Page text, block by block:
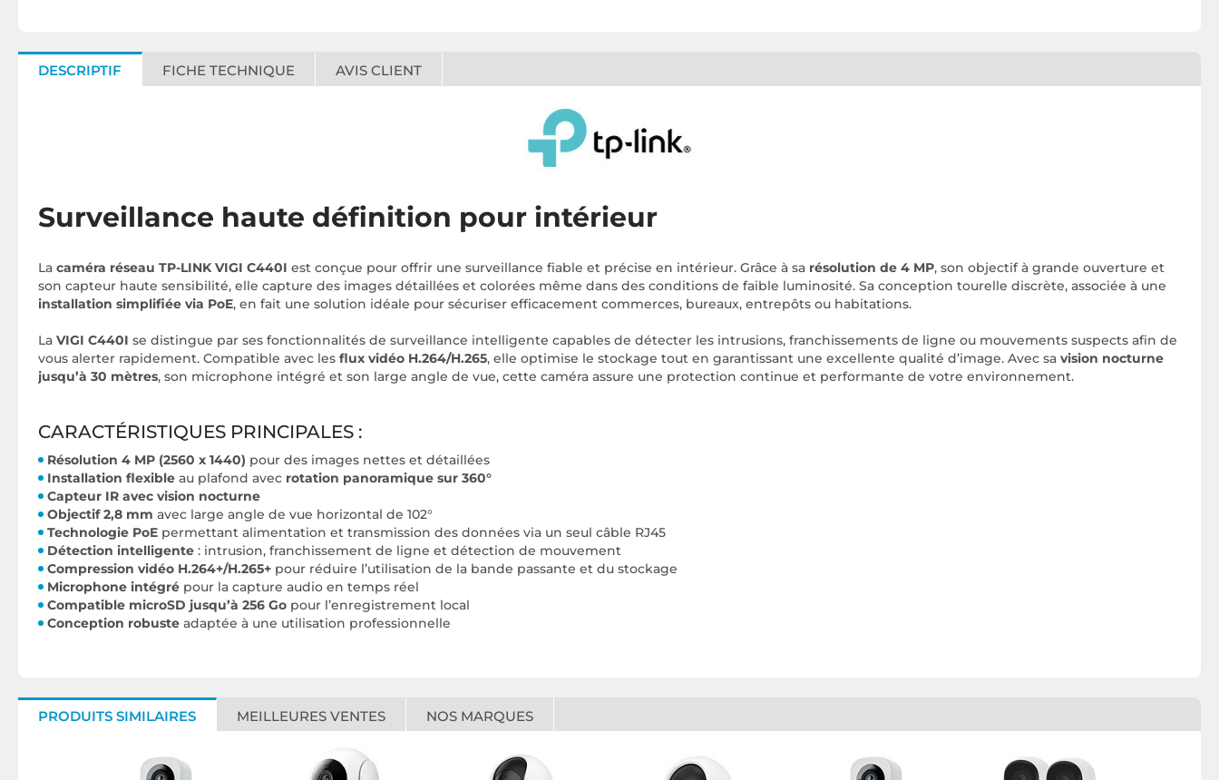
DESCRIPTIF FICHE TECHNIQUE AVIS CLIENT
Surveillance haute définition pour intérieur
La caméra réseau TP-LINK VIGI C440I est conçue pour offrir une surveillance fiable et précise en intérieur. Grâce à sa résolution de 4 MP, son objectif à grande ouverture et
son capteur haute sensibilité, elle capture des images détaillées et colorées même dans des conditions de faible luminosité. Sa conception tourelle discrète, associée à une
installation simplifiée via PoE, en fait une solution idéale pour sécuriser efficacement commerces, bureaux, entrepôts ou habitations.
La VIGI C440I se distingue par ses fonctionnalités de surveillance intelligente capables de détecter les intrusions, franchissements de ligne ou mouvements suspects afin de
vous alerter rapidement. Compatible avec les flux vidéo H.264/H.265, elle optimise le stockage tout en garantissant une excellente qualité d’image. Avec sa vision nocturne
jusqu’à 30 mètres, son microphone intégré et son large angle de vue, cette caméra assure une protection continue et performante de votre environnement.
CARACTÉRISTIQUES PRINCIPALES :
Résolution 4 MP (2560 x 1440) pour des images nettes et détaillées
Installation flexible au plafond avec rotation panoramique sur 360°
Capteur IR avec vision nocturne
Objectif 2,8 mm avec large angle de vue horizontal de 102°
Technologie PoE permettant alimentation et transmission des données via un seul câble RJ45
Détection intelligente : intrusion, franchissement de ligne et détection de mouvement
Compression vidéo H.264+/H.265+ pour réduire l’utilisation de la bande passante et du stockage
Microphone intégré pour la capture audio en temps réel
Compatible microSD jusqu’à 256 Go pour l’enregistrement local
Conception robuste adaptée à une utilisation professionnelle
PRODUITS SIMILAIRES MEILLEURES VENTES NOS MARQUES